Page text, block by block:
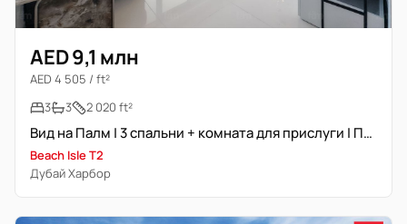
AED 9,1 млн
AED 4 505 / ft²
3
3 2 020 ft²
Вид на Палм | 3 спальни + комната для прислуги | Полностью меблирована
Beach Isle T2
Дубай Харбор